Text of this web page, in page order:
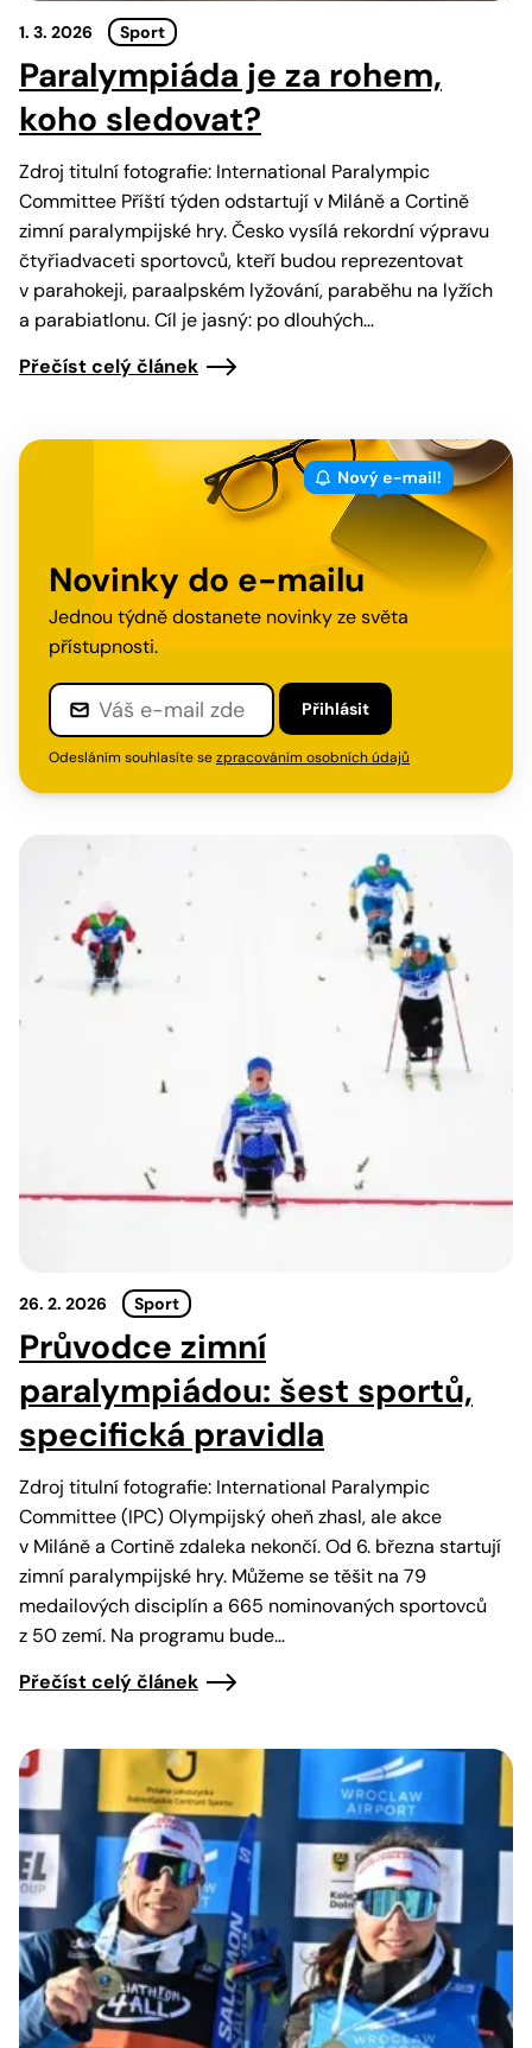
1. 3. 2026 Sport
Paralympiáda je za rohem,
koho sledovat?
Zdroj titulní fotografie: International Paralympic
Committee Příští týden odstartují v Miláně a Cortině
zimní paralympijské hry. Česko vysílá rekordní výpravu
čtyřiadvaceti sportovců, kteří budou reprezentovat
v parahokeji, paraalpském lyžování, paraběhu na lyžích
a parabiatlonu. Cíl je jasný: po dlouhých…
Přečíst celý článek
Novinky do e-mailu
Jednou týdně dostanete novinky ze světa
přístupnosti.
Přihlásit
Odesláním souhlasíte sezpracováním osobních údajů
26. 2. 2026 Sport
Průvodce zimní
paralympiádou: šest sportů,
specifická pravidla
Zdroj titulní fotografie: International Paralympic
Committee (IPC) Olympijský oheň zhasl, ale akce
v Miláně a Cortině zdaleka nekončí. Od 6. března startují
zimní paralympijské hry. Můžeme se těšit na 79
medailových disciplín a 665 nominovaných sportovců
z 50 zemí. Na programu bude…
Přečíst celý článek